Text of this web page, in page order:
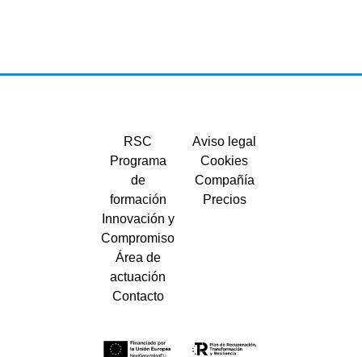
RSC
Programa
de
formación
Innovación y
Compromiso
Área de
actuación
Contacto
Aviso legal
Cookies
Compañía
Precios